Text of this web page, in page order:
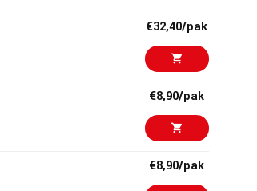
€32,40/pak
€8,90/pak
€8,90/pak